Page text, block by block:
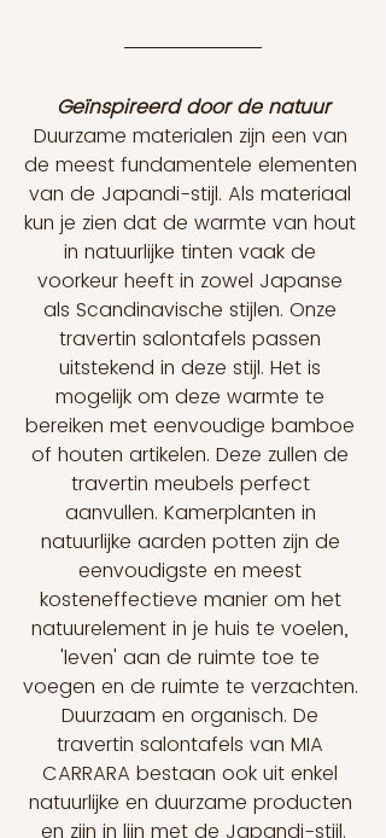
Geïnspireerd door de natuur
Duurzame materialen zijn een van
de meest fundamentele elementen
van de Japandi-stijl. Als materiaal
kun je zien dat de warmte van hout
in natuurlijke tinten vaak de
voorkeur heeft in zowel Japanse
als Scandinavische stijlen. Onze
travertin salontafels passen
uitstekend in deze stijl. Het is
mogelijk om deze warmte te
bereiken met eenvoudige bamboe
of houten artikelen. Deze zullen de
travertin meubels perfect
aanvullen. Kamerplanten in
natuurlijke aarden potten zijn de
eenvoudigste en meest
kosteneffectieve manier om het
natuurelement in je huis te voelen,
'leven' aan de ruimte toe te
voegen en de ruimte te verzachten.
Duurzaam en organisch. De
travertin salontafels van MIA
CARRARA bestaan ook uit enkel
natuurlijke en duurzame producten
en zijn in lijn met de Japandi-stijl.